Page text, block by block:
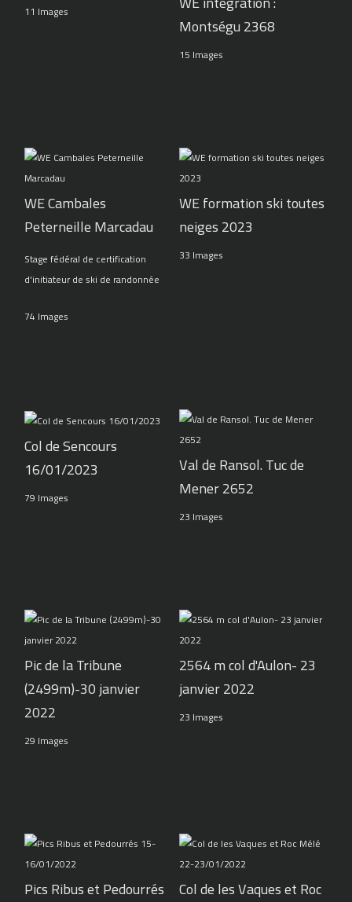
11 Images
Montségu 2368
15 Images
WE Cambales
Peterneille Marcadau
Stage fédéral de certification
d'initiateur de ski de randonnée
74 Images
WE formation ski toutes
neiges 2023
33 Images
Col de Sencours
16/01/2023
79 Images
Val de Ransol. Tuc de
Mener 2652
23 Images
Pic de la Tribune
(2499m)-30 janvier
2022
29 Images
2564 m col d'Aulon- 23
janvier 2022
23 Images
Pics Ribus et Pedourrés
Col de les Vaques et Roc